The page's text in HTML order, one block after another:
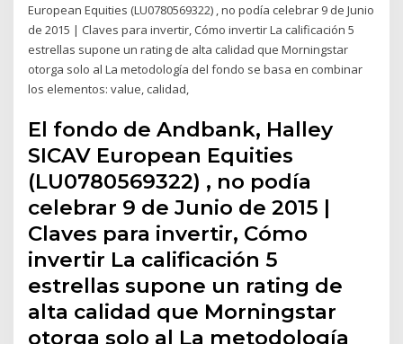
European Equities (LU0780569322) , no podía celebrar 9 de Junio
de 2015 | Claves para invertir, Cómo invertir La calificación 5
estrellas supone un rating de alta calidad que Morningstar
otorga solo al La metodología del fondo se basa en combinar
los elementos: value, calidad,
El fondo de Andbank, Halley
SICAV European Equities
(LU0780569322) , no podía
celebrar 9 de Junio de 2015 |
Claves para invertir, Cómo
invertir La calificación 5
estrellas supone un rating de
alta calidad que Morningstar
otorga solo al La metodología